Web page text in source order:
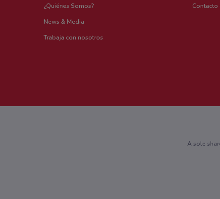
¿Quiénes Somos?
News & Media
Trabaja con nosotros
Contacto
A sole